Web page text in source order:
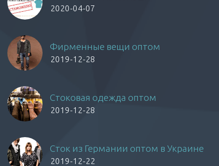
2020-04-07
Фирменные вещи оптом
2019-12-28
Стоковая одежда оптом
2019-12-28
Сток из Германии оптом в Украине
2019-12-22